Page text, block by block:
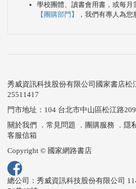
學校團體、讀書會用書，或每月
【團購部門】
，我們有專人為您
秀威資訊科技股份有限公司國家書店
25511417
門市地址：104 台北市中山區松江路
關於我們 ． 常見問題 ． 團購服務 ． 隱
客服信箱
Copyright © 國家網路書店
總公司：秀威資訊科技股份有限公司